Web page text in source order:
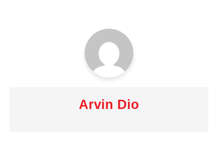
Arvin Dio